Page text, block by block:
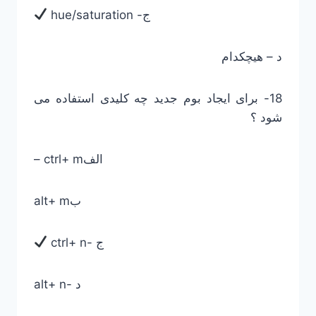
hue/saturation -ج
د – هیچکدام
18- برای ایجاد بوم جدید چه کلیدی استفاده می
شود ؟
– ctrl+ mالف
alt+ mب
ctrl+ n- ج
alt+ n- د